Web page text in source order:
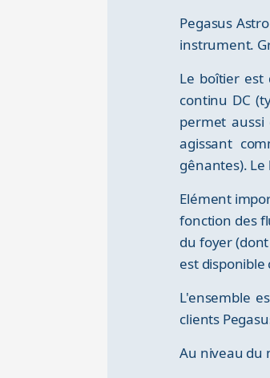
Pegasus
instrument.
Le boîtier est
continu DC
permet
agissant
gênantes). Le
Elément
fonction des
du foyer
est
L'ensemble
clients
Au niveau du